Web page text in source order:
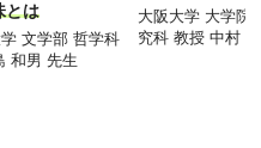
とは
文学部 哲学科
和男 先生
大阪大学 大学院
究科 教授 中村